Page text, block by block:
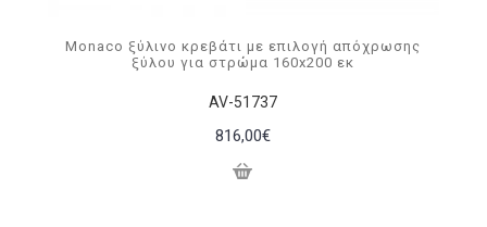
AV-51737
Monaco ξύλινo κρεβάτι με επιλογή απόχρωσης
ξύλου για στρώμα 160x200 εκ
816,00€